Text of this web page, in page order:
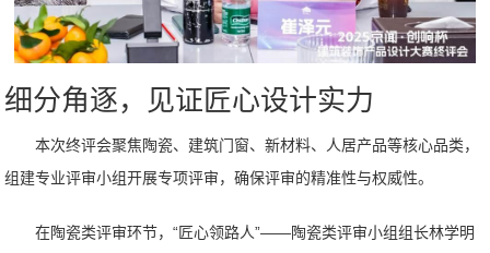
细分角逐，见证匠心设计实力
本次终评会聚焦陶瓷、建筑门窗、新材料、人居产品等核心品类，
组建专业评审小组开展专项评审，确保评审的精准性与权威性。
在陶瓷类评审环节，“匠心领路人”——陶瓷类评审小组组长林学明